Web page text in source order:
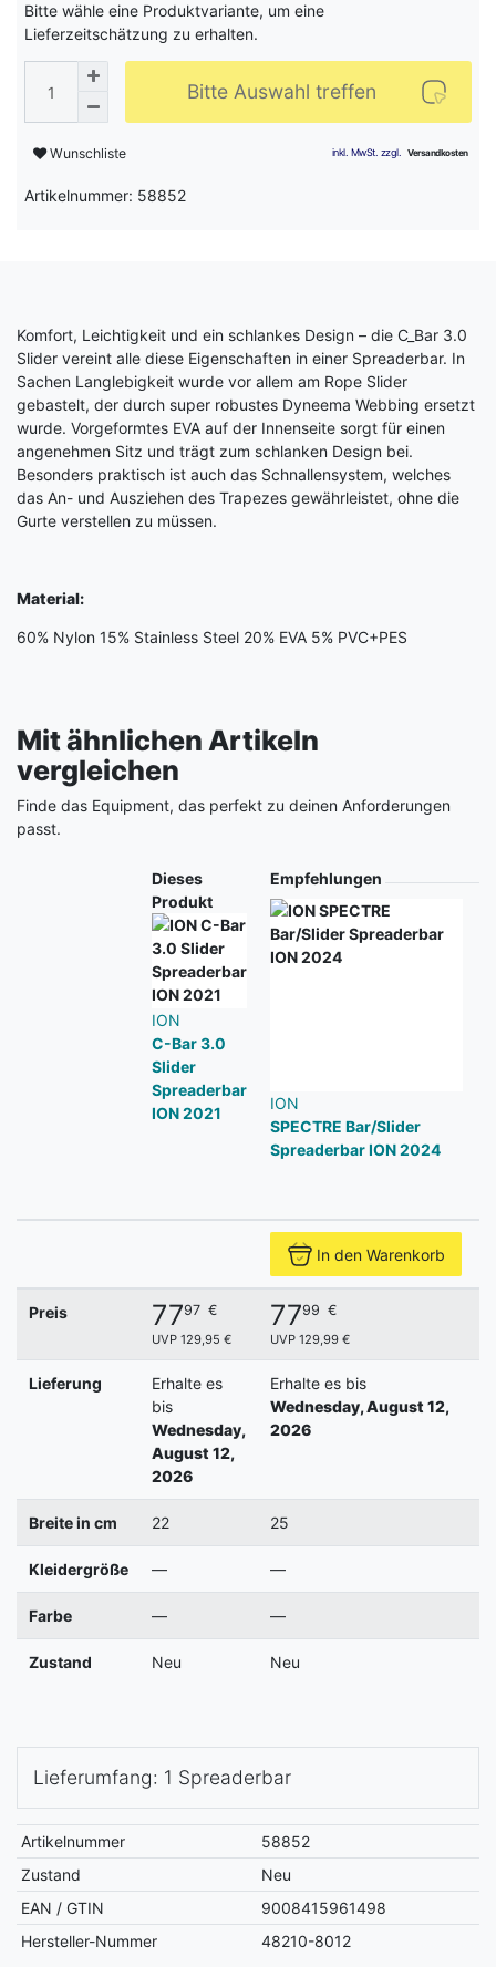
Bitte wähle eine Produktvariante, um eine
Lieferzeitschätzung zu erhalten.
Bitte Auswahl treffen
Wunschliste
Artikelnummer: 58852
Komfort, Leichtigkeit und ein schlankes Design – die C_Bar 3.0
Slider vereint alle diese Eigenschaften in einer Spreaderbar. In
Sachen Langlebigkeit wurde vor allem am Rope Slider
gebastelt, der durch super robustes Dyneema Webbing ersetzt
wurde. Vorgeformtes EVA auf der Innenseite sorgt für einen
angenehmen Sitz und trägt zum schlanken Design bei.
Besonders praktisch ist auch das Schnallensystem, welches
das An- und Ausziehen des Trapezes gewährleistet, ohne die
Gurte verstellen zu müssen.
Material:
60% Nylon 15% Stainless Steel 20% EVA 5% PVC+PES
Mit ähnlichen Artikeln
vergleichen
Finde das Equipment, das perfekt zu deinen Anforderungen
passt.
Dieses
Produkt
ION
C-Bar 3.0
Slider
Spreaderbar
ION 2021
Empfehlungen
ION
SPECTRE Bar/Slider
Spreaderbar ION 2024
In den Warenkorb
Preis 7797 €
UVP 129,95 €
7799 €
UVP 129,99 €
Lieferung
Erhalte es
bis
Wednesday,
August 12,
2026
Erhalte es bis
Wednesday, August 12,
2026
Breite in cm 22 25
Kleidergröße — —
Farbe — —
Zustand Neu Neu
Lieferumfang: 1 Spreaderbar
Artikelnummer
58852
Zustand
Neu
EAN / GTIN
9008415961498
Hersteller-Nummer
48210-8012